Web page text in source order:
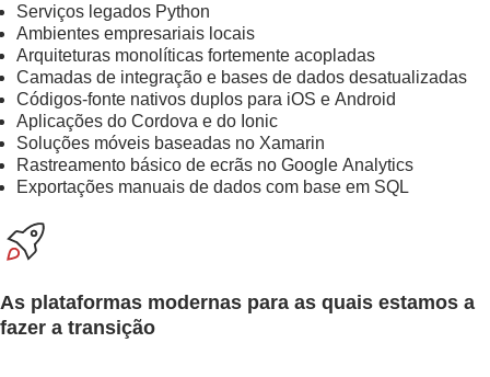
Serviços legados Python
Ambientes empresariais locais
Arquiteturas monolíticas fortemente acopladas
Camadas de integração e bases de dados desatualizadas
Códigos-fonte nativos duplos para iOS e Android
Aplicações do Cordova e do Ionic
Soluções móveis baseadas no Xamarin
Rastreamento básico de ecrãs no Google Analytics
Exportações manuais de dados com base em SQL
As plataformas modernas para as quais estamos a
fazer a transição